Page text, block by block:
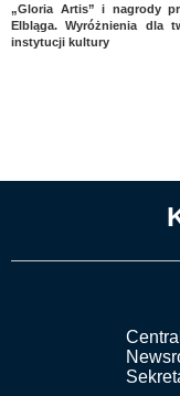
„Gloria Artis” i nagrody
Elbląga. Wyróżnienia dla
instytucji kultury